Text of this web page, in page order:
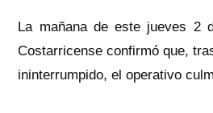
La mañana de este jueves 2
Costarricense confirmó que,
ininterrumpido, el operativo